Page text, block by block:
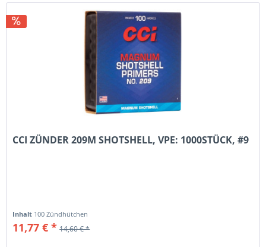
CCI ZÜNDER 209M SHOTSHELL, VPE: 1000STÜCK, #9
Inhalt 100 Zündhütchen
11,77 € * 14,60 € *